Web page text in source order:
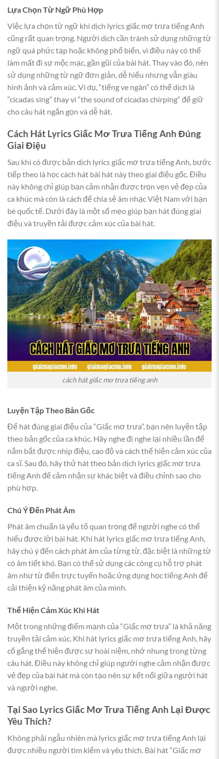
Lựa Chọn Từ Ngữ Phù Hợp
Việc lựa chọn từ ngữ khi dịch lyrics giấc mơ trưa tiếng Anh
cũng rất quan trọng. Người dịch cần tránh sử dụng những từ
ngữ quá phức tạp hoặc không phổ biến, vì điều này có thể
làm mất đi sự mộc mạc, gần gũi của bài hát. Thay vào đó, nên
sử dụng những từ ngữ đơn giản, dễ hiểu nhưng vẫn giàu
hình ảnh và cảm xúc. Ví dụ, “tiếng ve ngân” có thể dịch là
“cicadas sing” thay vì “the sound of cicadas chirping” để giữ
cho câu hát ngắn gọn và dễ hát.
Cách Hát Lyrics Giấc Mơ Trưa Tiếng Anh Đúng
Giai Điệu
Sau khi có được bản dịch lyrics giấc mơ trưa tiếng Anh, bước
tiếp theo là học cách hát bài hát này theo giai điệu gốc. Điều
này không chỉ giúp bạn cảm nhận được trọn vẹn vẻ đẹp của
ca khúc mà còn là cách để chia sẻ âm nhạc Việt Nam với bạn
bè quốc tế. Dưới đây là một số mẹo giúp bạn hát đúng giai
điệu và truyền tải được cảm xúc của bài hát.
cách hát giấc mơ trưa tiếng anh
Luyện Tập Theo Bản Gốc
Để hát đúng giai điệu của “Giấc mơ trưa”, bạn nên luyện tập
theo bản gốc của ca khúc. Hãy nghe đi nghe lại nhiều lần để
nắm bắt được nhịp điệu, cao độ và cách thể hiện cảm xúc của
ca sĩ. Sau đó, hãy thử hát theo bản dịch lyrics giấc mơ trưa
tiếng Anh để cảm nhận sự khác biệt và điều chỉnh sao cho
phù hợp.
Chú Ý Đến Phát Âm
Phát âm chuẩn là yếu tố quan trọng để người nghe có thể
hiểu được lời bài hát. Khi hát lyrics giấc mơ trưa tiếng Anh,
hãy chú ý đến cách phát âm của từng từ, đặc biệt là những từ
có âm tiết khó. Bạn có thể sử dụng các công cụ hỗ trợ phát
âm như từ điển trực tuyến hoặc ứng dụng học tiếng Anh để
cải thiện kỹ năng phát âm của mình.
Thể Hiện Cảm Xúc Khi Hát
Một trong những điểm mạnh của “Giấc mơ trưa” là khả năng
truyền tải cảm xúc. Khi hát lyrics giấc mơ trưa tiếng Anh, hãy
cố gắng thể hiện được sự hoài niệm, nhớ nhung trong từng
câu hát. Điều này không chỉ giúp người nghe cảm nhận được
vẻ đẹp của bài hát mà còn tạo nên sự kết nối giữa người hát
và người nghe.
Tại Sao Lyrics Giấc Mơ Trưa Tiếng Anh Lại Được
Yêu Thích?
Không phải ngẫu nhiên mà lyrics giấc mơ trưa tiếng Anh lại
được nhiều người tìm kiếm và yêu thích. Bài hát “Giấc mơ